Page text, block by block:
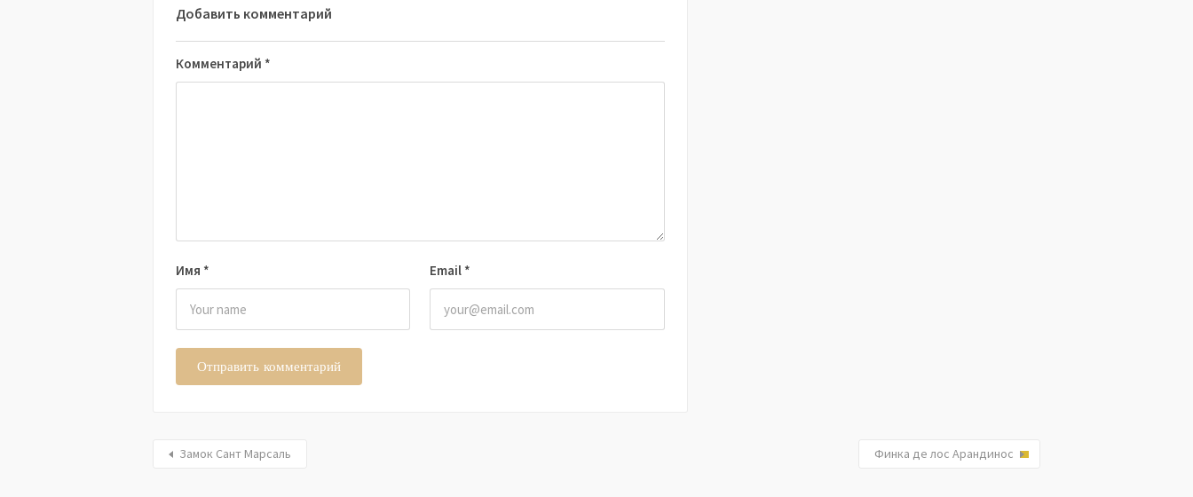
Добавить комментарий
Комментарий *
Имя * Email *
Замок Сант Марсаль Финка де лос Арандинос